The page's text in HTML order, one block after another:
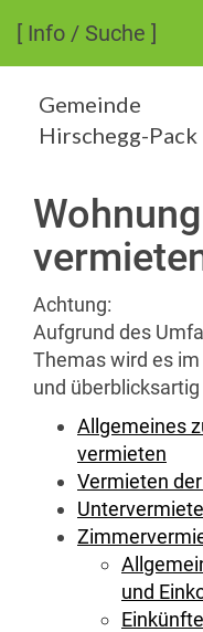
[ Info / Suche ]
Gemeinde
Hirschegg-Pack
Achtung:
Aufgrund des
Themas wird es
und
Allgemeines
vermieten
Vermieten
und